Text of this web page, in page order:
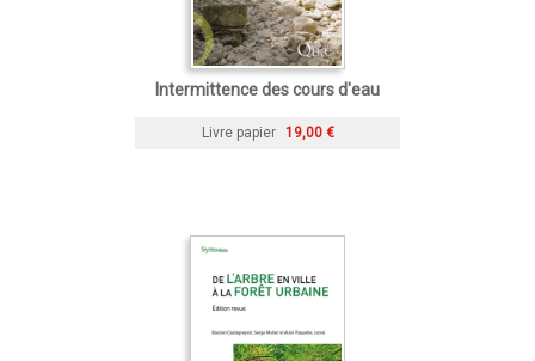
Intermittence des cours d'eau
Livre papier 19,00 €